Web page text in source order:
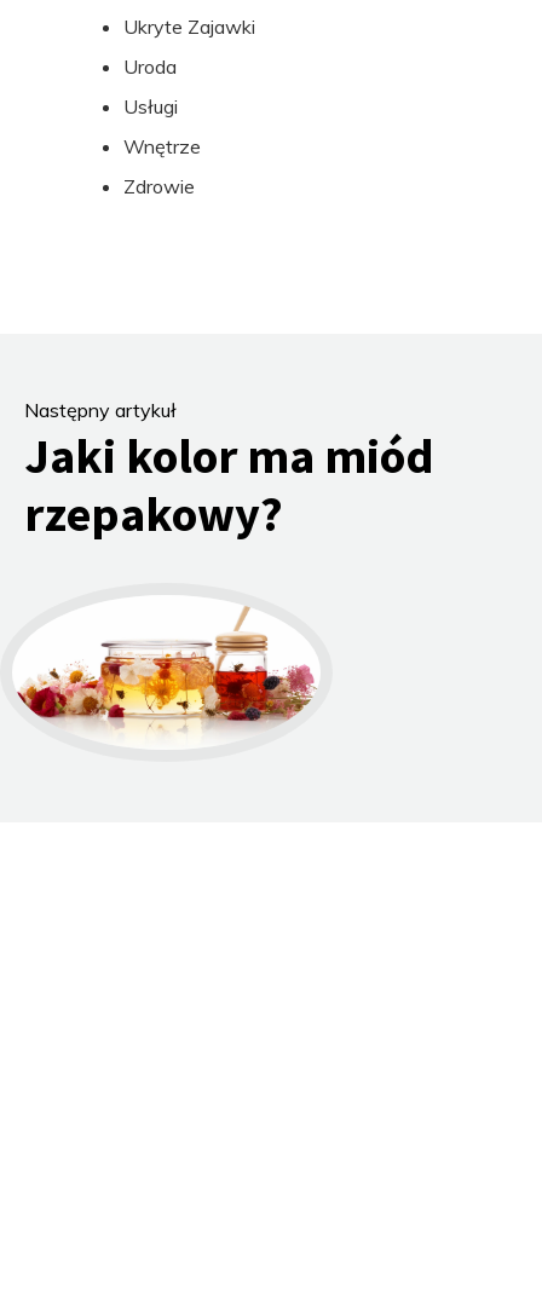
Ukryte Zajawki
Uroda
Usługi
Wnętrze
Zdrowie
Następny artykuł
Jaki kolor ma miód
rzepakowy?